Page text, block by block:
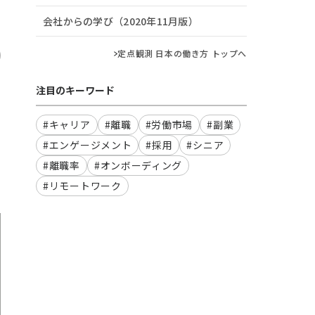
会社からの学び（2020年11月版）
定点観測 日本の働き方 トップへ
注目のキーワード
#キャリア #離職 #労働市場
#副業
#エンゲージメント
#採用
#シニア
#離職率
#オンボーディング
#リモートワーク